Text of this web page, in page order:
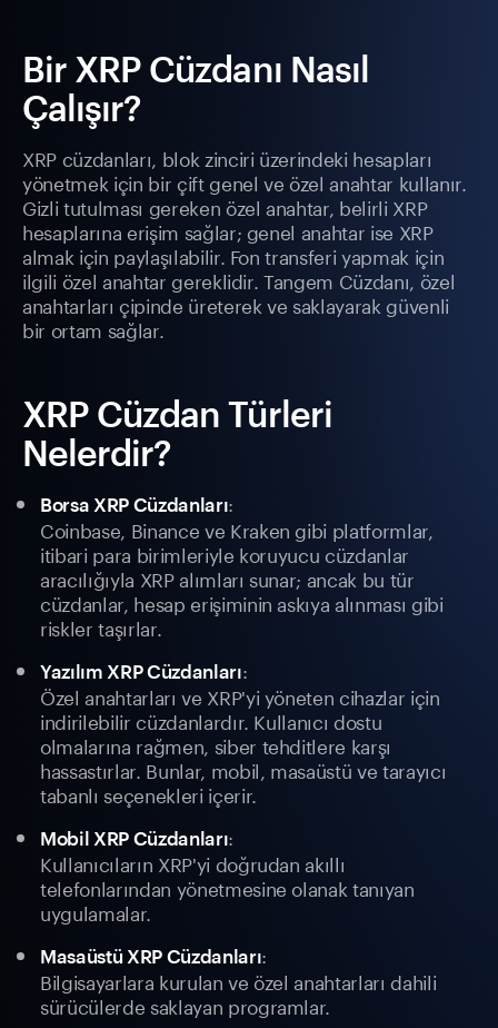
Bir XRP Cüzdanı Nasıl
Çalışır?
XRP cüzdanları, blok zinciri üzerindeki hesapları
yönetmek için bir çift genel ve özel anahtar kullanır.
Gizli tutulması gereken özel anahtar, belirli XRP
hesaplarına erişim sağlar; genel anahtar ise XRP
almak için paylaşılabilir. Fon transferi yapmak için
ilgili özel anahtar gereklidir. Tangem Cüzdanı, özel
anahtarları çipinde üreterek ve saklayarak güvenli
bir ortam sağlar.
XRP Cüzdan Türleri
Nelerdir?
Borsa XRP Cüzdanları:
Coinbase, Binance ve Kraken gibi platformlar,
itibari para birimleriyle koruyucu cüzdanlar
aracılığıyla XRP alımları sunar; ancak bu tür
cüzdanlar, hesap erişiminin askıya alınması gibi
riskler taşırlar.
Yazılım XRP Cüzdanları:
Özel anahtarları ve XRP'yi yöneten cihazlar için
indirilebilir cüzdanlardır. Kullanıcı dostu
olmalarına rağmen, siber tehditlere karşı
hassastırlar. Bunlar, mobil, masaüstü ve tarayıcı
tabanlı seçenekleri içerir.
Mobil XRP Cüzdanları:
Kullanıcıların XRP'yi doğrudan akıllı
telefonlarından yönetmesine olanak tanıyan
uygulamalar.
Masaüstü XRP Cüzdanları:
Bilgisayarlara kurulan ve özel anahtarları dahili
sürücülerde saklayan programlar.